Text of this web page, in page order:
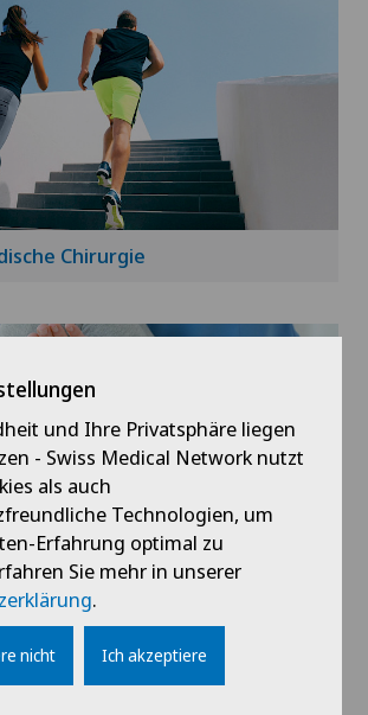
Chirurgie
und Ihre Privatsphäre liegen
- Swiss Medical Network nutzt
als auch
Technologien, um
Erfahrung optimal zu
Sie mehr in unserer
.
nicht Ich akzeptiere